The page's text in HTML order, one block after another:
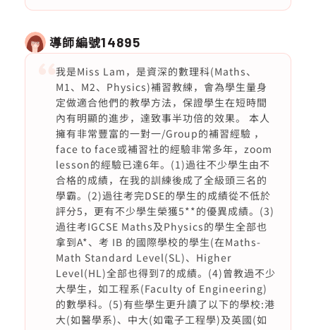
導師編號14895
我是Miss Lam，是資深的數理科(Maths、
M1、M2、Physics)補習教練，會為學生量身
定做適合他們的教學方法，保證學生在短時間
內有明顯的進步，達致事半功倍的效果。 本人
擁有非常豐富的一對一/Group的補習經驗 ，
face to face或補習社的經驗非常多年，zoom
lesson的經驗已達6年。(1)過往不少學生由不
合格的成績，在我的訓練後成了全級頭三名的
學霸。(2)過往考完DSE的學生的成績從不低於
評分5，更有不少學生榮獲5**的優異成績。(3)
過往考IGCSE Maths及Physics的學生全部也
拿到A*、考 IB 的國際學校的學生(在Maths-
Math Standard Level(SL)、Higher
Level(HL)全部也得到7的成績。(4)曾教過不少
大學生，如工程系(Faculty of Engineering)
的數學科。(5)有些學生更升讀了以下的學校:港
大(如醫學系)、中大(如電子工程學)及英國(如